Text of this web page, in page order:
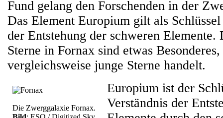
Fund gelang den Forschenden in der
Das Element Europium gilt als
der Entstehung der schweren Elemente.
Sterne in Fornax sind etwas
vergleichsweise junge Sterne handelt.
Die Zwerggalaxie Fornax.
Europium ist der
Verständnis der